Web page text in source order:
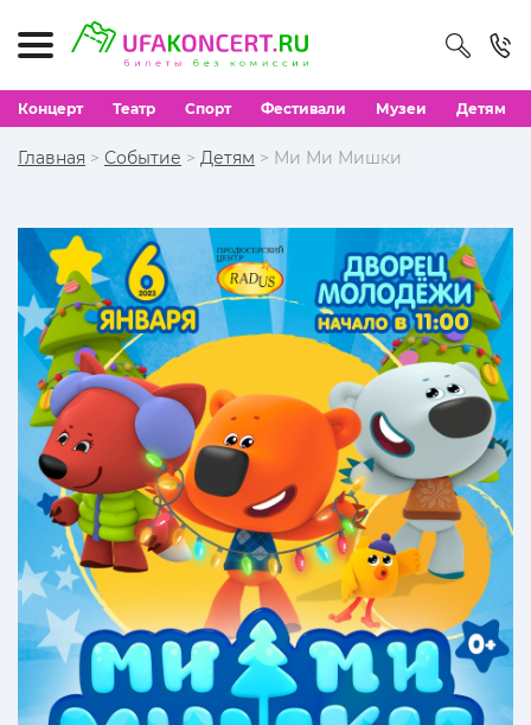
Концерт Театр Спорт Фестивали Музеи Детям
Главная > Событие > Детям > Ми Ми Мишки